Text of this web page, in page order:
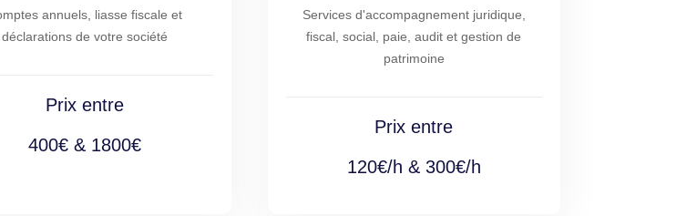
annuels, liasse fiscale et
déclarations de votre société
Prix entre
400€ & 1800€
Services d'accompagnement juridique,
fiscal, social, paie, audit et gestion de
patrimoine
Prix entre
120€/h & 300€/h